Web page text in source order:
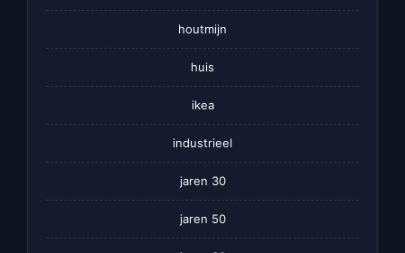
houtmijn
huis
ikea
industrieel
jaren 30
jaren 50